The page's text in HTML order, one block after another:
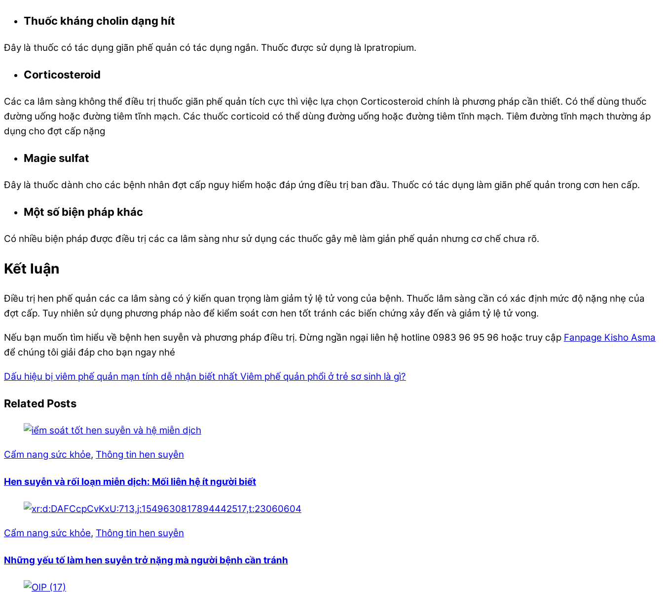
Thuốc kháng cholin dạng hít
Đây là thuốc có tác dụng giãn phế quản có tác dụng ngắn. Thuốc được sử dụng là Ipratropium.
Corticosteroid
Các ca lâm sàng không thể điều trị thuốc giãn phế quản tích cực thì việc lựa chọn Corticosteroid chính là phương pháp cần thiết. Có thể dùng thuốc
đường uống hoặc đường tiêm tĩnh mạch. Các thuốc corticoid có thể dùng đường uống hoặc đường tiêm tĩnh mạch. Tiêm đường tĩnh mạch thường áp
dụng cho đợt cấp nặng
Magie sulfat
Đây là thuốc dành cho các bệnh nhân đợt cấp nguy hiểm hoặc đáp ứng điều trị ban đầu. Thuốc có tác dụng làm giãn phế quản trong cơn hen cấp.
Một số biện pháp khác
Có nhiều biện pháp được điều trị các ca lâm sàng như sử dụng các thuốc gây mê làm giản phế quản nhưng cơ chế chưa rõ.
Kết luận
Điều trị hen phế quản các ca lâm sàng có ý kiến quan trọng làm giảm tỷ lệ tử vong của bệnh. Thuốc lâm sàng cần có xác định mức độ nặng nhẹ của
đợt cấp. Tuy nhiên sử dụng phương pháp nào để kiểm soát cơn hen tốt tránh các biến chứng xảy đến và giảm tỷ lệ tử vong.
Nếu bạn muốn tìm hiểu về bệnh hen suyễn và phương pháp điều trị. Đừng ngần ngại liên hệ hotline 0983 96 95 96 hoặc truy cập Fanpage Kisho Asma
để chúng tôi giải đáp cho bạn ngay nhé
Dấu hiệu bị viêm phế quản mạn tính dễ nhận biết nhất Viêm phế quản phổi ở trẻ sơ sinh là gì?
Related Posts
Cẩm nang sức khỏe, Thông tin hen suyễn
Hen suyễn và rối loạn miễn dịch: Mối liên hệ ít người biết
Cẩm nang sức khỏe, Thông tin hen suyễn
Những yếu tố làm hen suyễn trở nặng mà người bệnh cần tránh